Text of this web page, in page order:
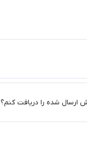
ارسال شده را دریافت کنم؟